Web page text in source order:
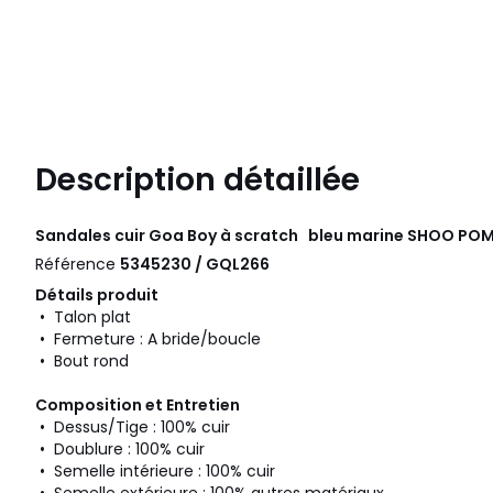
Description détaillée
Sandales cuir Goa Boy à scratch bleu marine SHOO
Référence 5345230 / GQL266
Détails produit
• Talon plat
• Fermeture : A bride/boucle
• Bout rond
Composition et Entretien
• Dessus/Tige : 100% cuir
• Doublure : 100% cuir
• Semelle intérieure : 100% cuir